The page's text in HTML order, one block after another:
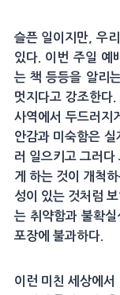
슬픈 일이지만, 우
있다. 이번 주일 예
는 책 등등을 알리
멋지다고 강조한다
사역에서 두드러지
안감과 미숙함은
러 일으키고 그러다
게 하는 것이 개척
성이 있는 것처럼
는 취약함과 불확
포장에 불과하다.
이런 미친 세상에